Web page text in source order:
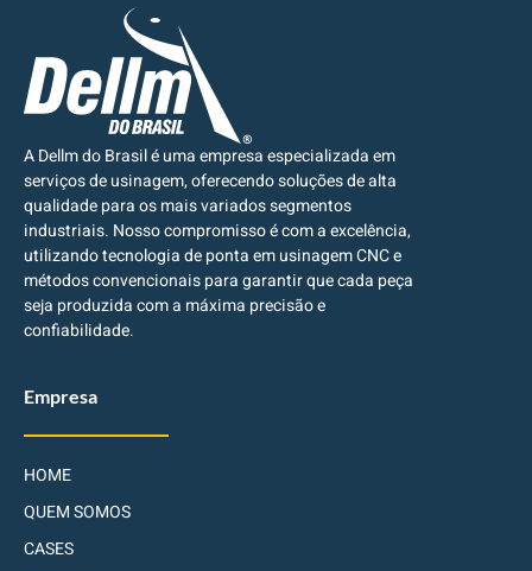
A Dellm do Brasil é uma empresa especializada em
serviços de usinagem, oferecendo soluções de alta
qualidade para os mais variados segmentos
industriais. Nosso compromisso é com a excelência,
utilizando tecnologia de ponta em usinagem CNC e
métodos convencionais para garantir que cada peça
seja produzida com a máxima precisão e
confiabilidade.
Empresa
HOME
QUEM SOMOS
CASES